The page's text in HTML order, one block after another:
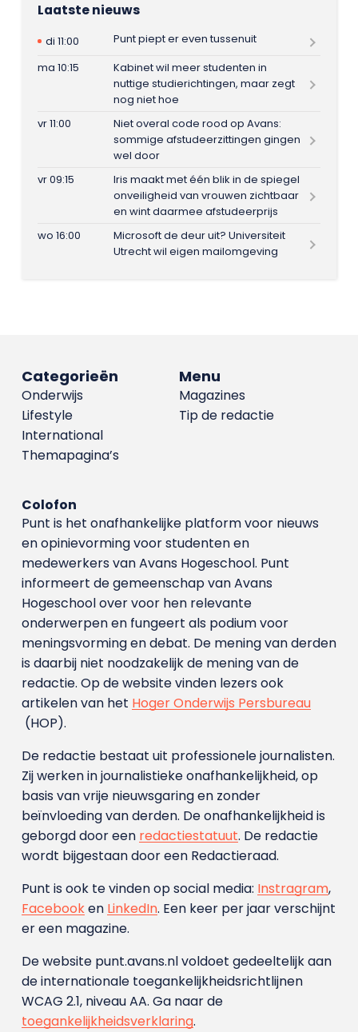
Laatste nieuws
di 11:00
Punt piept er even tussenuit
ma 10:15
Kabinet wil meer studenten in
nuttige studierichtingen, maar zegt
nog niet hoe
vr 11:00
Niet overal code rood op Avans:
sommige afstudeerzittingen gingen
wel door
vr 09:15
Iris maakt met één blik in de spiegel
onveiligheid van vrouwen zichtbaar
en wint daarmee afstudeerprijs
wo 16:00
Microsoft de deur uit? Universiteit
Utrecht wil eigen mailomgeving
Menu
Magazines
Tip de redactie
Categorieën
Onderwijs
Lifestyle
International
Themapagina’s
Colofon
Punt is het onafhankelijke platform voor nieuws
en opinievorming voor studenten en
medewerkers van Avans Hoge­school. Punt
informeert de gemeenschap van Avans
Hogeschool over voor hen relevante
onderwerpen en fungeert als podium voor
meningsvorming en debat. De mening van derden
is daarbij niet noodzakelijk de mening van de
redactie. Op de website vinden lezers ook
artikelen van het Hoger Onderwijs Persbureau
(HOP).
De redactie bestaat uit professionele journalisten.
Zij werken in journalistieke onafhankelijkheid, op
basis van vrije nieuwsgaring en zonder
beïnvloeding van derden. De onafhankelijkheid is
geborgd door een redactiestatuut. De redactie
wordt bijgestaan door een Redactieraad.
Punt is ook te vinden op social media: Instragram,
Facebooken LinkedIn. Een keer per jaar verschijnt
er een magazine.
De website punt.avans.nl voldoet gedeeltelijk aan
de internationale toegankelijkheidsrichtlijnen
WCAG 2.1, niveau AA. Ga naar de
toegankelijkheidsverklaring.